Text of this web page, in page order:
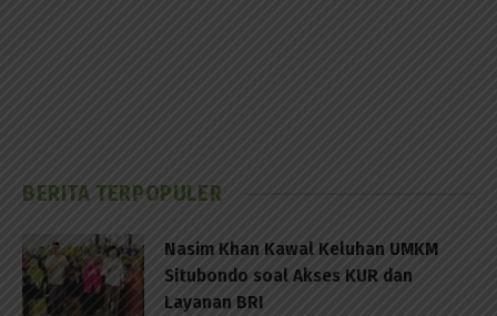
BERITA TERPOPULER
Nasim Khan Kawal Keluhan UMKM
Situbondo soal Akses KUR dan
Layanan BRI